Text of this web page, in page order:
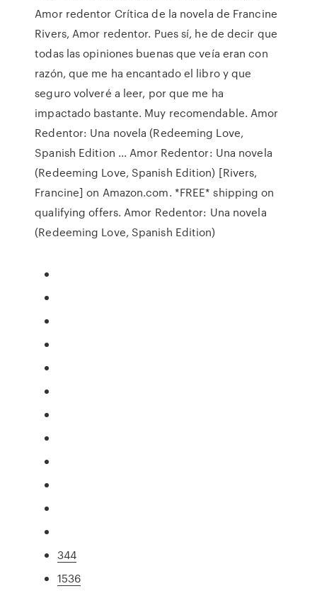
Amor redentor Crítica de la novela de Francine
Rivers, Amor redentor. Pues sí, he de decir que
todas las opiniones buenas que veía eran con
razón, que me ha encantado el libro y que
seguro volveré a leer, por que me ha
impactado bastante. Muy recomendable. Amor
Redentor: Una novela (Redeeming Love,
Spanish Edition ... Amor Redentor: Una novela
(Redeeming Love, Spanish Edition) [Rivers,
Francine] on Amazon.com. *FREE* shipping on
qualifying offers. Amor Redentor: Una novela
(Redeeming Love, Spanish Edition)
344
1536